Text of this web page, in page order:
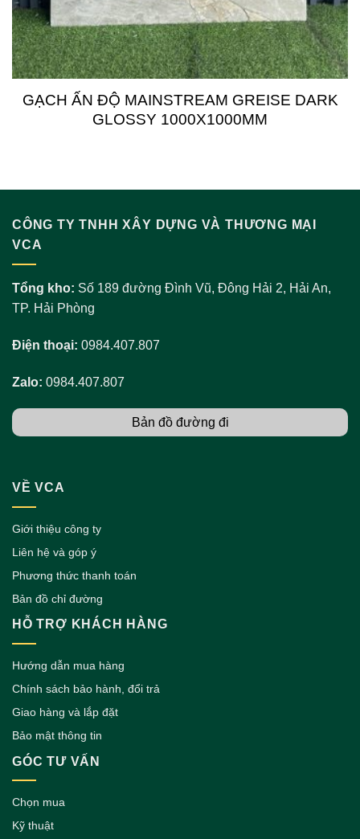
GẠCH ẤN ĐỘ MAINSTREAM GREISE DARK
GLOSSY 1000X1000MM
CÔNG TY TNHH XÂY DỰNG VÀ THƯƠNG MẠI
VCA
Tổng kho: Số 189 đường Đình Vũ, Đông Hải 2, Hải An,
TP. Hải Phòng
Điện thoại: 0984.407.807
Zalo: 0984.407.807
Bản đồ đường đi
VỀ VCA
Giới thiệu công ty
Liên hệ và góp ý
Phương thức thanh toán
Bản đồ chỉ đường
HỖ TRỢ KHÁCH HÀNG
Hướng dẫn mua hàng
Chính sách bảo hành, đổi trả
Giao hàng và lắp đặt
Bảo mật thông tin
GÓC TƯ VẤN
Chọn mua
Kỹ thuật